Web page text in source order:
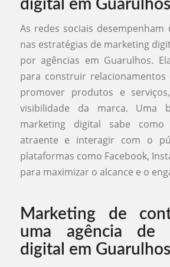
digital em Guarulhos
As redes sociais desempenham
nas estratégias de marketing
por agências em Guarulhos.
para construir relacionamentos
promover produtos e
visibilidade da marca. Uma
marketing digital sabe
atraente e interagir com o
plataformas como Facebook,
para maximizar o alcance e o
Marketing de
uma agência de
digital em Guarulhos